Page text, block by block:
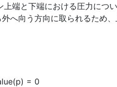
端と下端における圧力につ
へ向う方向に取られるため
= 0